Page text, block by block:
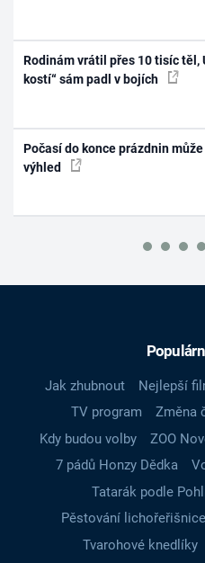
Rodinám vrátil přes 10 tisíc těl,
kostí“ sám padl v bojích
Počasí do konce prázdnin
výhled
Jak zhubnout Nejlepší
TV program
Změna
Kdy budou volby
ZOO
7 pádů Honzy Dědka
Tatarák podle
Pěstování lichořeřišnice
Tvarohové knedlíky